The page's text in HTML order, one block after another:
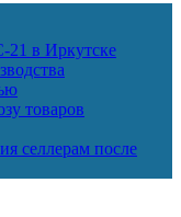
21 в Иркутске
товаров
селлерам после